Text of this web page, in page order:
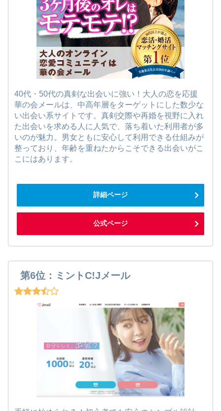
40代・50代の真剣な出会いに強い！大人の恋を応援
華の会メールは、中高年層をターゲットにした数少な
い出会い系サイトです。真剣交際や再婚を視野に入れ
た出会いを求める人に人気で、落ち着いた利用者が多
いのが魅力。男女ともに安心して利用できる仕組みが
整っており、年齢を重ねたからこそできる出会いがこ
こにはあります。
詳細ページ
公式ページ
第6位：ミントC!Jメール